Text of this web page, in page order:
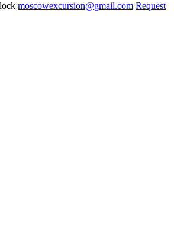
moscowexcursion@gmail.com Request